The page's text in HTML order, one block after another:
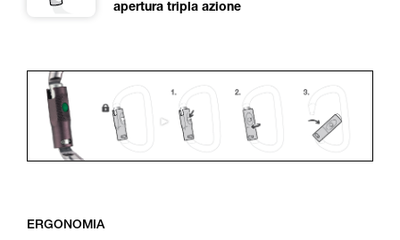
apertura tripla azione
ERGONOMIA